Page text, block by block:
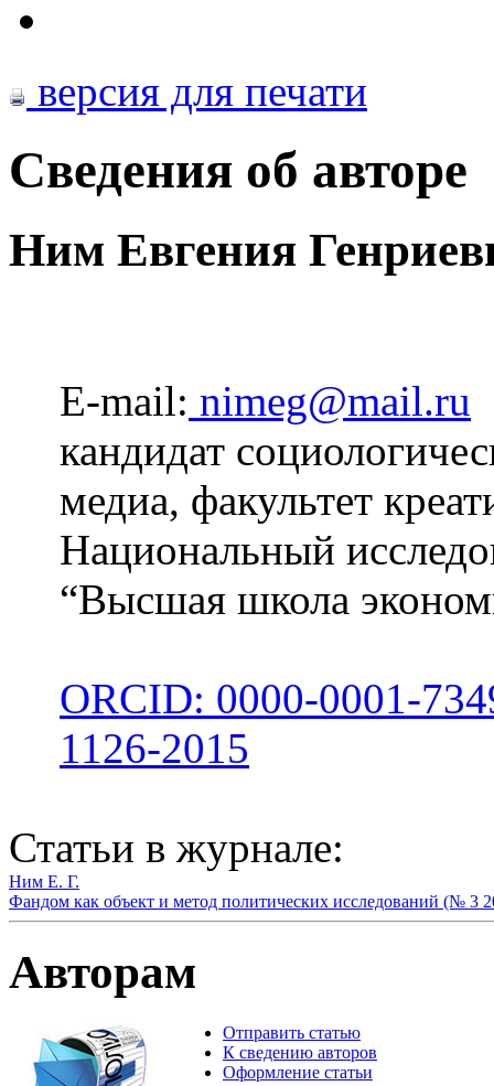
версия для печати
Сведения об авторе
Ним Евгения
E-mail: nimeg@mail.ru
кандидат
медиа, факультет
Национальный
“Высшая школа
ORCID: 0000-0001-
1126-2015
Статьи в журнале:
Ним Е. Г.
Фандом как объект и метод политических исследований (№ 3
Авторам
Отправить статью
К сведению авторов
Оформление статьи